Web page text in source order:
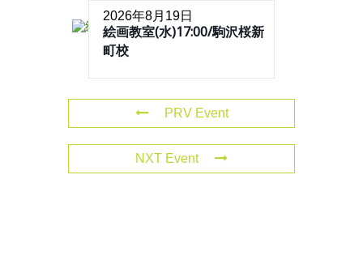
2026年8月19日
絵画教室(水)17:00/駒沢桜新
町校
PRV Event
NXT Event